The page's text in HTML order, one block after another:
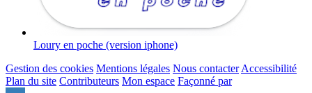
Loury en poche (version iphone)
Gestion des cookies Mentions légales Nous contacter Accessibilité
Plan du site Contributeurs Mon espace Façonné par